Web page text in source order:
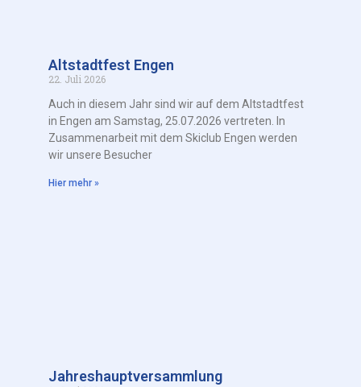
Altstadtfest Engen
22. Juli 2026
Auch in diesem Jahr sind wir auf dem Altstadtfest
in Engen am Samstag, 25.07.2026 vertreten. In
Zusammenarbeit mit dem Skiclub Engen werden
wir unsere Besucher
Hier mehr »
Jahreshauptversammlung